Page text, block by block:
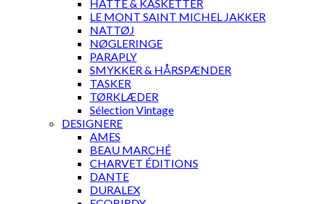
HATTE & KASKETTER
LE MONT SAINT MICHEL JAKKER
NATTØJ
NØGLERINGE
PARAPLY
SMYKKER & HÅRSPÆNDER
TASKER
TØRKLÆDER
Sélection Vintage
DESIGNERE
AMES
BEAU MARCHÉ
CHARVET ÉDITIONS
DANTE
DURALEX